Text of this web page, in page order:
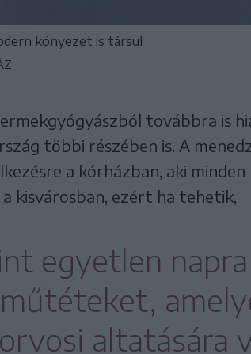
könyezet is társul
továbbra is
többi részében is. A
a kórházban, aki minden
kisvárosban, ezért ha tehetik,
egyetlen
altatására